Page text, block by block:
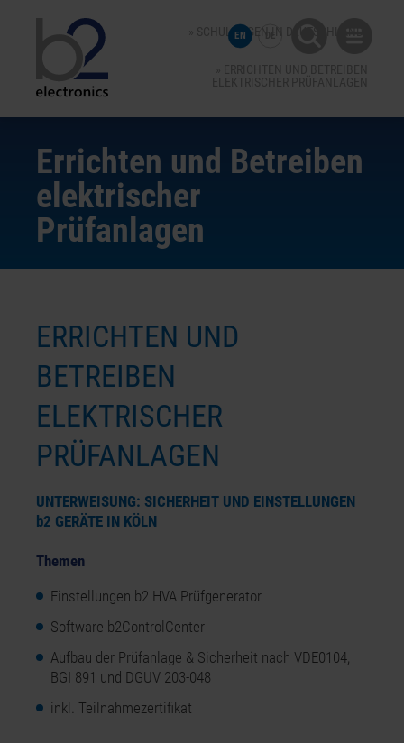
SCHULUNGEN IN DEUTSCHLAND
EN
Errichten und Betreiben
elektrischer
Prüfanlagen
ERRICHTEN UND
BETREIBEN
ELEKTRISCHER
PRÜFANLAGEN
UNTERWEISUNG: SICHERHEIT UND EINSTELLUNGEN
b2 GERÄTE IN KÖLN
Themen
Einstellungen b2 HVA Prüfgenerator
Software b2ControlCenter
Aufbau der Prüfanlage & Sicherheit nach VDE0104,
BGI 891 und DGUV 203-048
inkl. Teilnahmezertifikat